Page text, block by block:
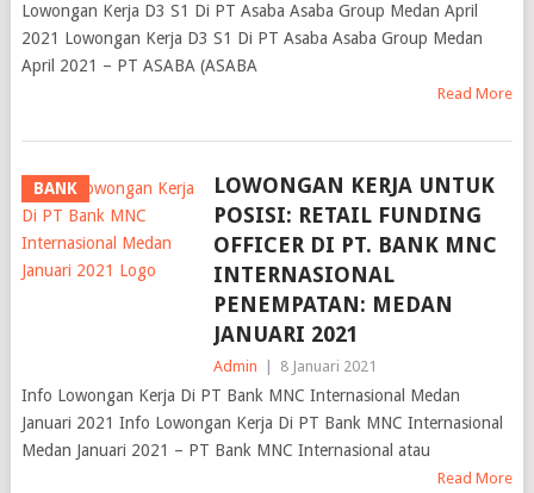
Lowongan Kerja D3 S1 Di PT Asaba Asaba Group Medan April
2021 Lowongan Kerja D3 S1 Di PT Asaba Asaba Group Medan
April 2021 – PT ASABA (ASABA
Read More
BANK
LOWONGAN KERJA UNTUK
POSISI: RETAIL FUNDING
OFFICER DI PT. BANK MNC
INTERNASIONAL
PENEMPATAN: MEDAN
JANUARI 2021
Admin 8 Januari 2021
Info Lowongan Kerja Di PT Bank MNC Internasional Medan
Januari 2021 Info Lowongan Kerja Di PT Bank MNC Internasional
Medan Januari 2021 – PT Bank MNC Internasional atau
Read More